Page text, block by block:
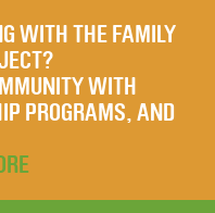
WITH THE FAMILY
WITH
PROGRAMS, AND